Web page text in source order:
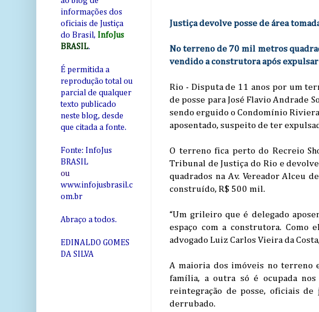
Justiça devolve posse de área
No terreno de 70 mil metros
vendido a construtora após expulsar
Rio - Disputa de 11 anos por um
de posse para José Flavio Andrade
sendo erguido o Condomínio
aposentado, suspeito de ter
O terreno fica perto do Recreio
Tribunal de Justiça do Rio e
quadrados na Av. Vereador Alceu
construído, R$ 500 mil.
“Um grileiro que é delegado
espaço com a construtora. Como
advogado Luiz Carlos Vieira da
A maioria dos imóveis no terreno
família, a outra só é ocupada
reintegração de posse, oficiais
derrubado.
informações dos
oficiais de Justiça
do Brasil, InfoJus
BRASIL.
É permitida a
reprodução total ou
parcial de qualquer
texto publicado
neste blog, desde
que citada a fonte.
Fonte: InfoJus
BRASIL
ou
www.infojusbrasil.c
om.br
Abraço a todos.
EDINALDO GOMES
DA SILVA